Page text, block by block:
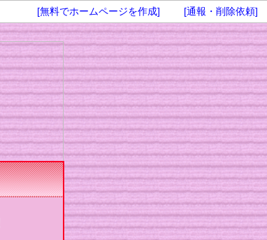
[無料でホームページを作成] [通報・削除依頼]